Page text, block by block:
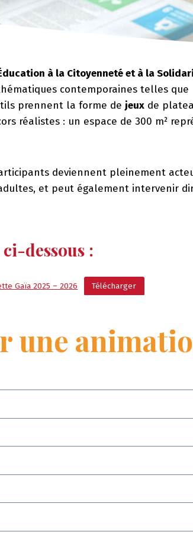
à la Citoyenneté et à la
contemporaines telles que
prennent la forme de jeux de
réalistes : un espace de 300 m²
deviennent pleinement
et peut également intervenir
dessous :
Gaïa 2025 – 2026 Télécharger
une